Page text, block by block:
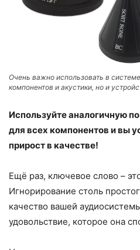
Очень важно использовать в
компонентов и акустики, но и
Используйте аналогичную
для всех компонентов и вы
прирост в качестве!
Ещё раз, ключевое слово –
Игнорирование столь
качество вашей
удовольствие, которое она